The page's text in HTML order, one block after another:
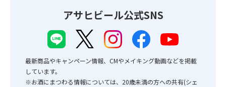
アサヒビール公式SNS
最新商品やキャンペーン情報、CMやメイキング動画などを掲載
しています。
※お酒にまつわる情報については、20歳未満の方への共有(シェ